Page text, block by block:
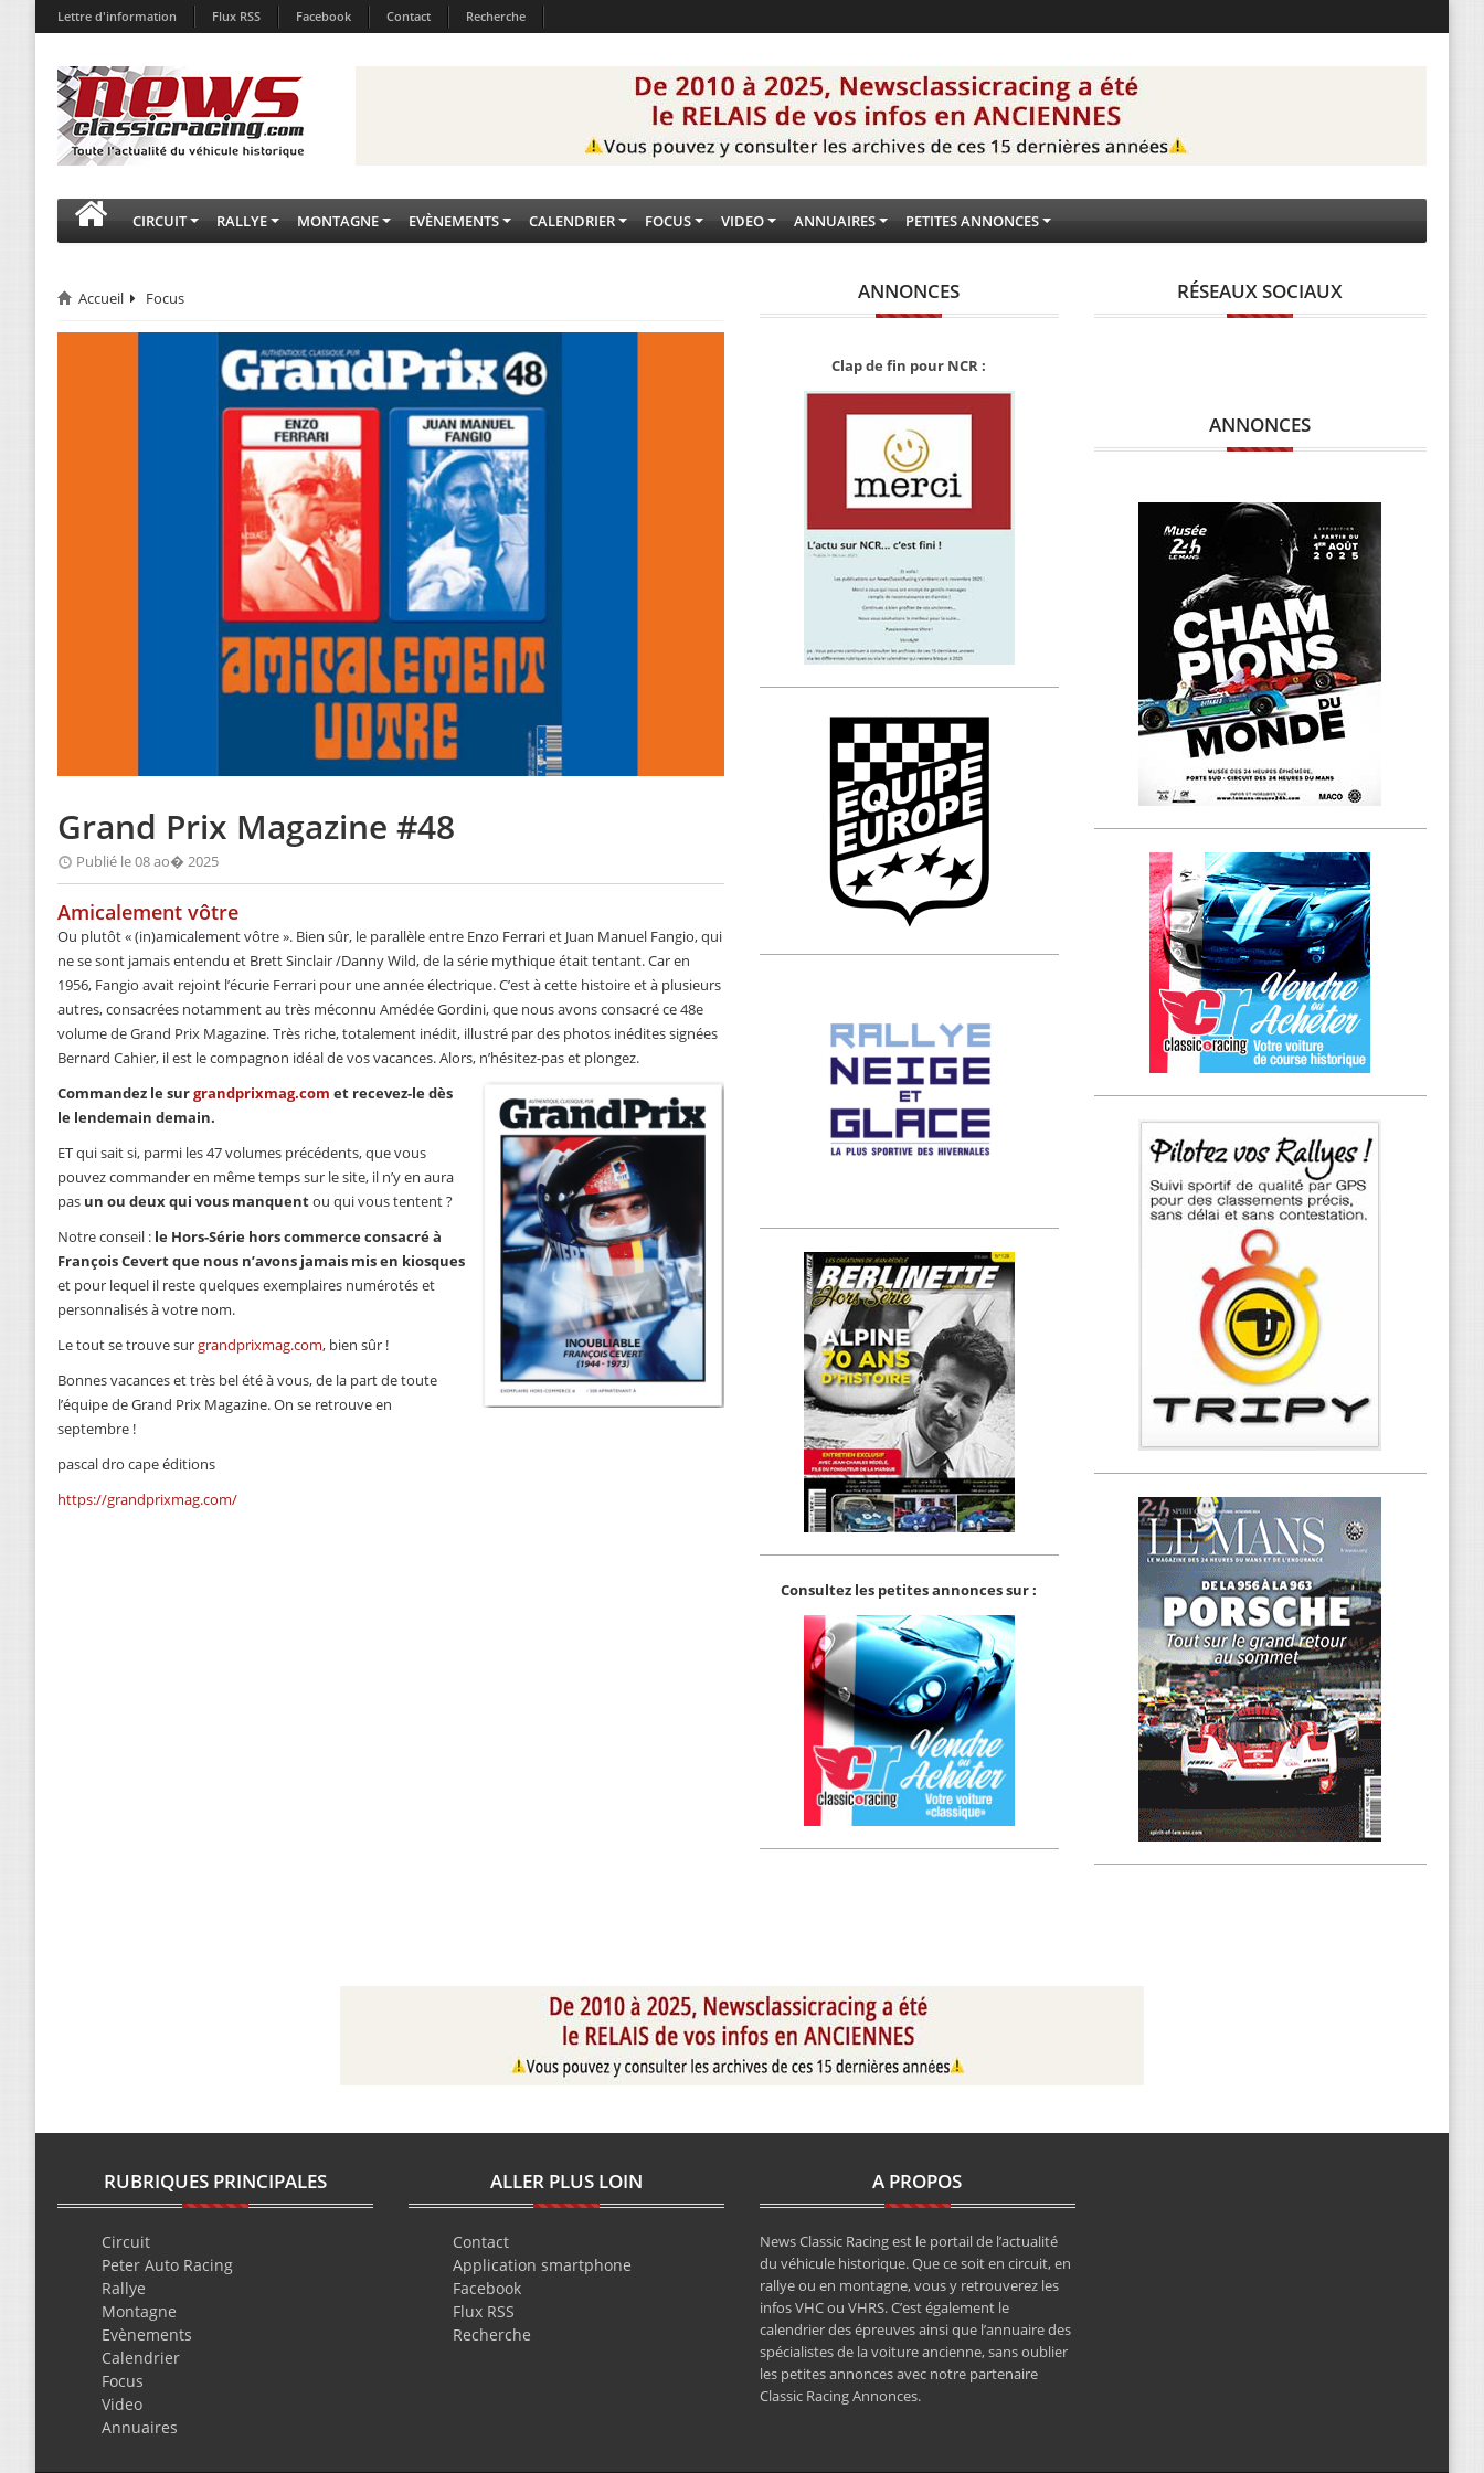
Lettre d'information Flux RSS Facebook Contact Recherche
CIRCUIT RALLYE MONTAGNE EVÈNEMENTS CALENDRIER FOCUS VIDEO ANNUAIRES PETITES ANNONCES
Accueil Focus
Grand Prix Magazine #48
Publié le 08 ao� 2025
Amicalement vôtre
Ou plutôt « (in)amicalement vôtre ». Bien sûr, le parallèle entre Enzo Ferrari et Juan Manuel Fangio, qui
ne se sont jamais entendu et Brett Sinclair /Danny Wild, de la série mythique était tentant. Car en
1956, Fangio avait rejoint l’écurie Ferrari pour une année électrique. C’est à cette histoire et à plusieurs
autres, consacrées notamment au très méconnu Amédée Gordini, que nous avons consacré ce 48e
volume de Grand Prix Magazine. Très riche, totalement inédit, illustré par des photos inédites signées
Bernard Cahier, il est le compagnon idéal de vos vacances. Alors, n’hésitez-pas et plongez.
Commandez le surgrandprixmag.com et recevez-le dès
le lendemain demain.
ET qui sait si, parmi les 47 volumes précédents, que vous
pouvez commander en même temps sur le site, il n’y en aura
pas un ou deux qui vous manquentou qui vous tentent ?
Notre conseil : le Hors-Série hors commerce consacré à
François Cevert que nous n’avons jamais mis en kiosques
et pour lequel il reste quelques exemplaires numérotés et
personnalisés à votre nom.
Le tout se trouve surgrandprixmag.com, bien sûr !
Bonnes vacances et très bel été à vous, de la part de toute
l’équipe de Grand Prix Magazine. On se retrouve en
septembre !
pascal dro cape éditions
https://grandprixmag.com/
ANNONCES
Clap de fin pour NCR :
Consultez les petites annonces sur :
RÉSEAUX SOCIAUX
ANNONCES
RUBRIQUES PRINCIPALES
Circuit
Peter Auto Racing
Rallye
Montagne
Evènements
Calendrier
Focus
Video
Annuaires
ALLER PLUS LOIN
Contact
Application smartphone
Facebook
Flux RSS
Recherche
A PROPOS
News Classic Racing est le portail de l’actualité
du véhicule historique. Que ce soit en circuit, en
rallye ou en montagne, vous y retrouverez les
infos VHC ou VHRS. C’est également le
calendrier des épreuves ainsi que l’annuaire des
spécialistes de la voiture ancienne, sans oublier
les petites annonces avec notre partenaire
Classic Racing Annonces.